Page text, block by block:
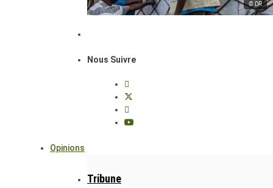
© DR
Nous Suivre
Opinions
Tribune